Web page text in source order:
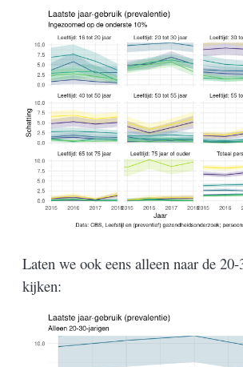
Laten we ook eens alleen naar de
kijken: